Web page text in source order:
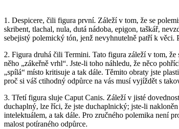
1. Despicere, čili figura první. Záleží v tom, že se
skribent, tlachal, nula, dutá nádoba, epigon, taškář,
sebejistý polemický tón, jenž nevyhnutelně patří k věci.
2. Figura druhá čili Termini. Tato figura záleží v tom,
něho „zákeřně vrhl“. Jste-li toho náhledu, že něco
„spílá“ místo kritisuje a tak dále. Těmito obraty jste
proč si váš ctihodný odpůrce na vás musí vyjíždět s
3. Třetí figura sluje Caput Canis. Záleží v jisté
duchaplný, lze říci, že jste duchaplnický; jste-li
intelektuálem, a tak dále. Pro zručného polemika není
malost potíraného odpůrce.